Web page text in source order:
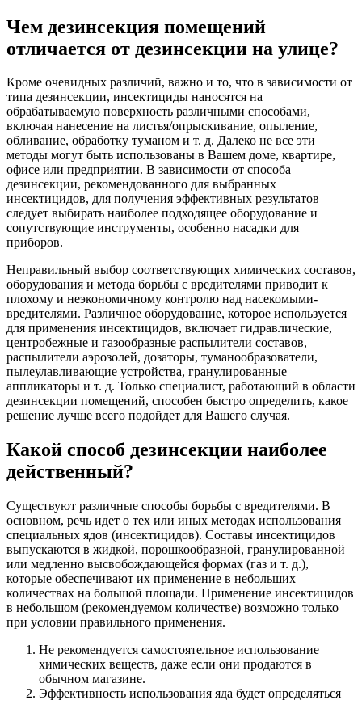
Чем дезинсекция помещений
отличается от дезинсекции на улице?
Кроме очевидных различий, важно и то, что в зависимости от
типа дезинсекции, инсектициды наносятся на
обрабатываемую поверхность различными способами,
включая нанесение на листья/опрыскивание, опыление,
обливание, обработку туманом и т. д. Далеко не все эти
методы могут быть использованы в Вашем доме, квартире,
офисе или предприятии. В зависимости от способа
дезинсекции, рекомендованного для выбранных
инсектицидов, для получения эффективных результатов
следует выбирать наиболее подходящее оборудование и
сопутствующие инструменты, особенно насадки для
приборов.
Неправильный выбор соответствующих химических составов,
оборудования и метода борьбы с вредителями приводит к
плохому и неэкономичному контролю над насекомыми-
вредителями. Различное оборудование, которое используется
для применения инсектицидов, включает гидравлические,
центробежные и газообразные распылители составов,
распылители аэрозолей, дозаторы, туманообразователи,
пылеулавливающие устройства, гранулированные
аппликаторы и т. д. Только специалист, работающий в области
дезинсекции помещений, способен быстро определить, какое
решение лучше всего подойдет для Вашего случая.
Какой способ дезинсекции наиболее
действенный?
Существуют различные способы борьбы с вредителями. В
основном, речь идет о тех или иных методах использования
специальных ядов (инсектицидов). Составы инсектицидов
выпускаются в жидкой, порошкообразной, гранулированной
или медленно высвобождающейся формах (газ и т. д.),
которые обеспечивают их применение в небольших
количествах на большой площади. Применение инсектицидов
в небольшом (рекомендуемом количестве) возможно только
при условии правильного применения.
Не рекомендуется самостоятельное использование
химических веществ, даже если они продаются в
обычном магазине.
Эффективность использования яда будет определяться